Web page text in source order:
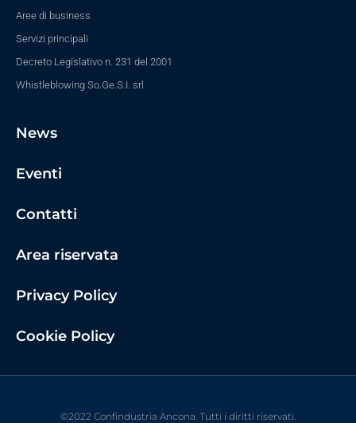
Aree di business
Servizi principali
Decreto Legislativo n. 231 del 2001
Whistleblowing So.Ge.S.I. srl
News
Eventi
Contatti
Area riservata
Privacy Policy
Cookie Policy
©2022 Confindustria Ancona. Tutti i diritti riservati.